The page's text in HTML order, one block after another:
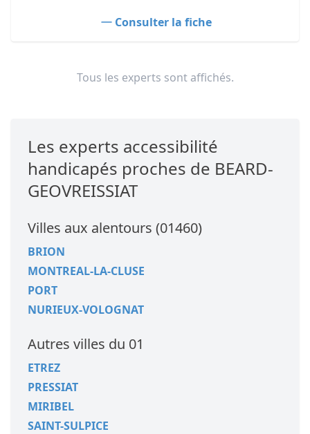
Consulter la fiche
Tous les experts sont affichés.
Les experts accessibilité
handicapés proches de BEARD-
GEOVREISSIAT
Villes aux alentours (01460)
BRION
MONTREAL-LA-CLUSE
PORT
NURIEUX-VOLOGNAT
Autres villes du 01
ETREZ
PRESSIAT
MIRIBEL
SAINT-SULPICE